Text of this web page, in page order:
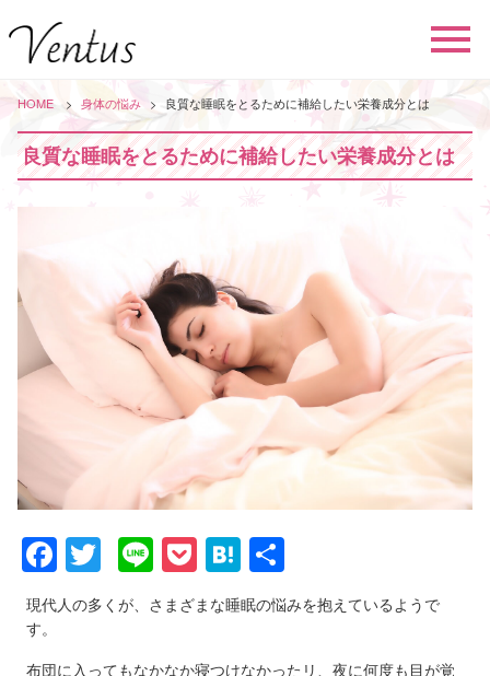
HOME 身体の悩み 良質な睡眠をとるために補給したい栄養成分とは
良質な睡眠をとるために補給したい栄養成分とは
F
a
c
e
T
wi
tt
er
Li
n
e
P
o
ck
et
H
at
e
n
有
現代人の多くが、さまざまな睡眠の悩みを抱えているようで
す。
布団に入ってもなかなか寝つけなかったリ、夜に何度も目が覚